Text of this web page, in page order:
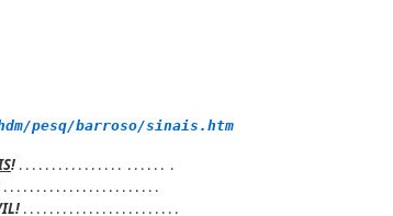
pesq/barroso/sinais.htm
! . . . . . . . . . . . . . . . . . . . . . . .
. . . . . . . . . . . . . . . . . . . . . . . .
. . . . . . . . . . . . . . . . . . . . . . . .